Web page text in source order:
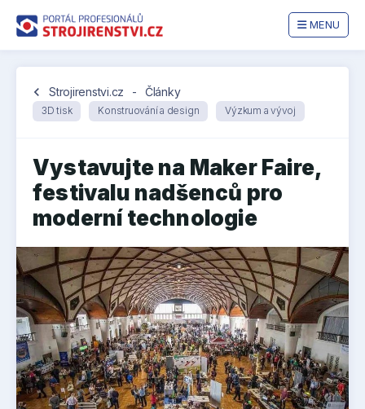
MENU
chevron_left Strojirenstvi.cz - Články
3D tisk Konstruování a design Výzkum a vývoj
Vystavujte na Maker Faire,
festivalu nadšenců pro
moderní technologie